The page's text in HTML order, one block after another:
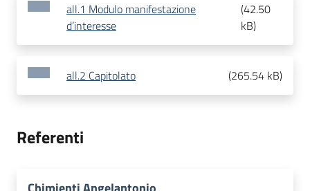
all.1 Modulo manifestazione
d’interesse
(42.50
kB)
all.2 Capitolato (265.54 kB)
Referenti